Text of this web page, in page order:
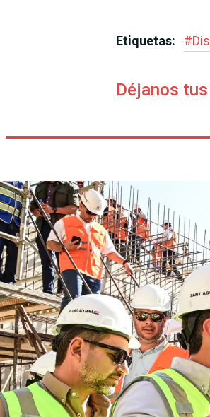
Etiquetas: #
Déjanos